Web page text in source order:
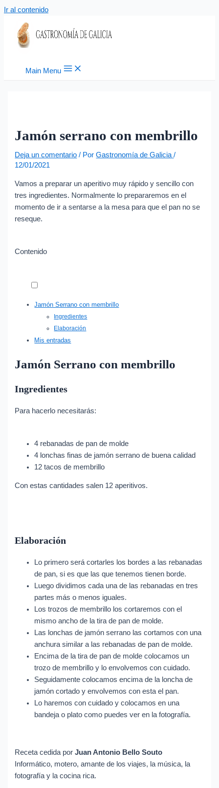
Ir al contenido
Main Menu
Jamón serrano con membrillo
Deja un comentario / PorGastronomía de Galicia/
12/01/2021
Vamos a preparar un aperitivo muy rápido y sencillo con
tres ingredientes. Normalmente lo prepararemos en el
momento de ir a sentarse a la mesa para que el pan no se
reseque.
Contenido
Jamón Serrano con membrillo
Ingredientes
Elaboración
Mis entradas
Jamón Serrano con membrillo
Ingredientes
Para hacerlo necesitarás:
4 rebanadas de pan de molde
4 lonchas finas de jamón serrano de buena calidad
12 tacos de membrillo
Con estas cantidades salen 12 aperitivos.
Elaboración
Lo primero será cortarles los bordes a las rebanadas
de pan, si es que las que tenemos tienen borde.
Luego dividimos cada una de las rebanadas en tres
partes más o menos iguales.
Los trozos de membrillo los cortaremos con el
mismo ancho de la tira de pan de molde.
Las lonchas de jamón serrano las cortamos con una
anchura similar a las rebanadas de pan de molde.
Encima de la tira de pan de molde colocamos un
trozo de membrillo y lo envolvemos con cuidado.
Seguidamente colocamos encima de la loncha de
jamón cortado y envolvemos con esta el pan.
Lo haremos con cuidado y colocamos en una
bandeja o plato como puedes ver en la fotografía.
Receta cedida porJuan Antonio Bello Souto
Informático, motero, amante de los viajes, la música, la
fotografía y la cocina rica.